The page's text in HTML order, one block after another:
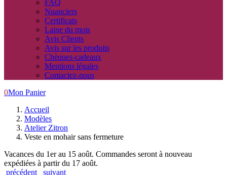
FAQ
Nuanciers
Certificats
Laine du mois
Avis Clients
Avis sur les produits
Chèques-cadeaux
Mentions légales
Contactez-nous
0Mon Panier
Accueil
Modèles
Atelier Zitron
Veste en mohair sans fermeture
Vacances du 1er au 15 août. Commandes seront à nouveau
expédiées à partir du 17 août.
précédent
suivant